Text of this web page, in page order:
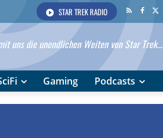
STAR TREK RADIO
uns die unendlichen Weiten von Star Trek...
Gaming Podcasts